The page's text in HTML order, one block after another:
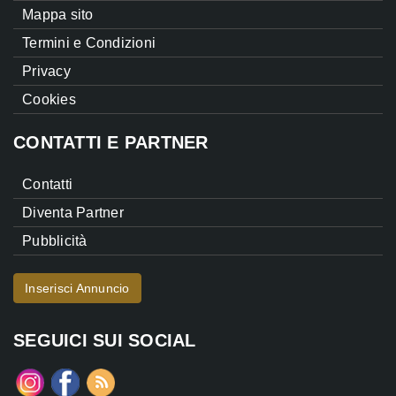
Mappa sito
Termini e Condizioni
Privacy
Cookies
CONTATTI E PARTNER
Contatti
Diventa Partner
Pubblicità
Inserisci Annuncio
SEGUICI SUI SOCIAL